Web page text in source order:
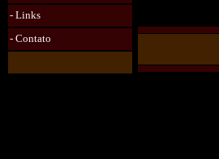
- Links
- Contato